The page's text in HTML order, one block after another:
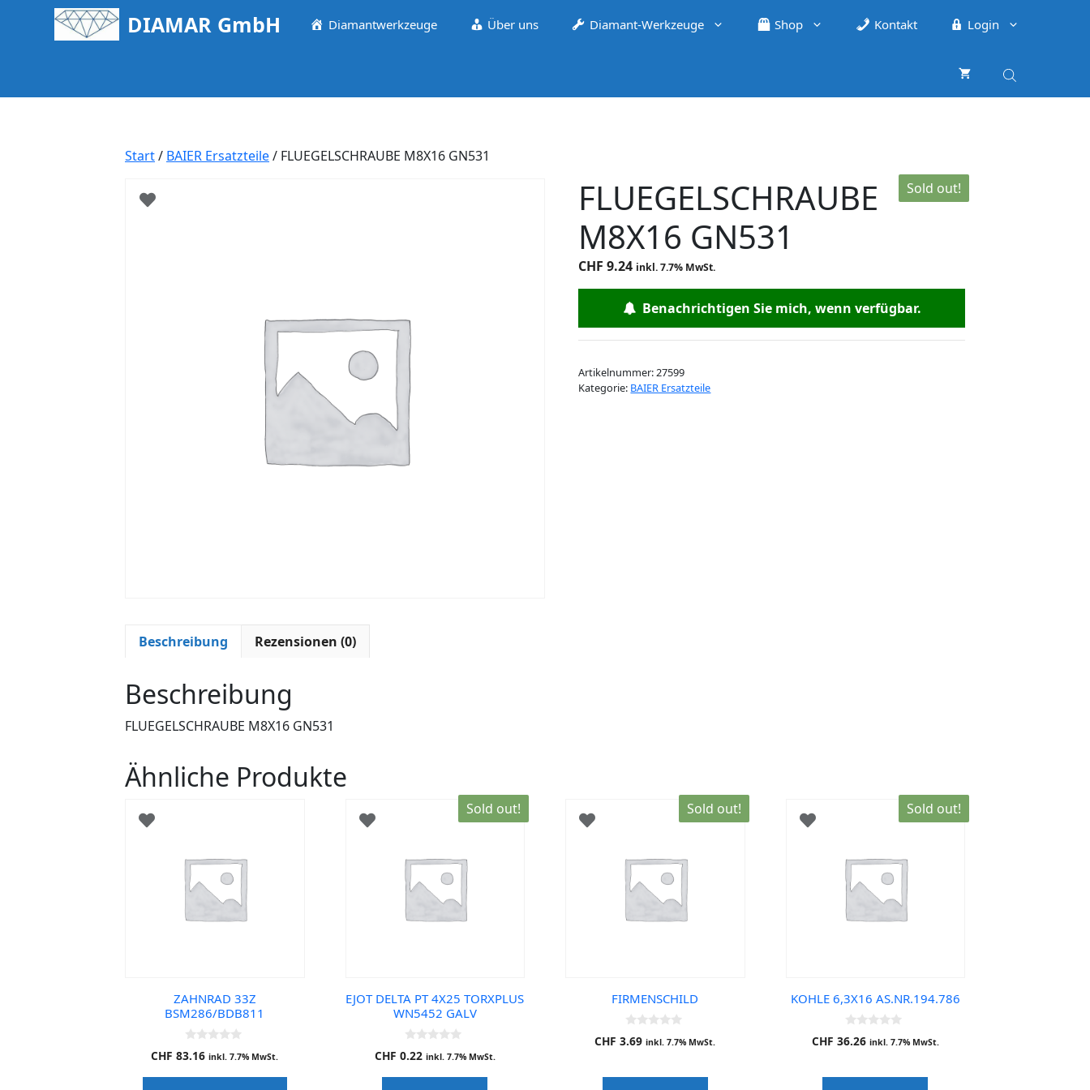
DIAMAR GmbH Diamantwerkzeuge Über uns Diamant-Werkzeuge Shop Kontakt Login
Start/ BAIER Ersatzteile/ FLUEGELSCHRAUBE M8X16 GN531
Sold out!
FLUEGELSCHRAUBE
M8X16 GN531
CHF 9.24 inkl. 7.7% MwSt.
Benachrichtigen Sie mich, wenn verfügbar.
Artikelnummer:27599
Kategorie: BAIER Ersatzteile
Beschreibung Rezensionen (0)
Beschreibung
FLUEGELSCHRAUBE M8X16 GN531
Ähnliche Produkte
ZAHNRAD 33Z
BSM286/BDB811
0
o
CHF 83.16 inkl. 7.7% MwSt.
Sold out!
EJOT DELTA PT 4X25 TORXPLUS
WN5452 GALV
0
o
CHF 0.22 inkl. 7.7% MwSt.
Sold out!
FIRMENSCHILD
0
o
o
CHF 3.69 inkl. 7.7% MwSt.
Sold out!
KOHLE 6,3X16 AS.NR.194.786
0
o
o
CHF 36.26 inkl. 7.7% MwSt.